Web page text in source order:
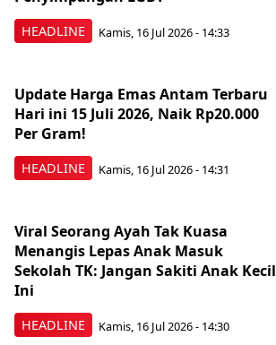
HEADLINE Kamis, 16 Jul 2026 - 14:33
HEADLINE
Update Harga Emas Antam Terbaru
Hari ini 15 Juli 2026, Naik Rp20.000
Per Gram!
Kamis, 16 Jul 2026 - 14:31
HEADLINE
Viral Seorang Ayah Tak Kuasa
Menangis Lepas Anak Masuk
Sekolah TK: Jangan Sakiti Anak Kecil
Ini
Kamis, 16 Jul 2026 - 14:30